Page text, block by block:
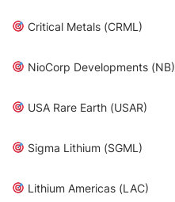
Critical Metals (CRML)
NioCorp Developments (NB)
USA Rare Earth (USAR)
Sigma Lithium (SGML)
Lithium Americas (LAC)